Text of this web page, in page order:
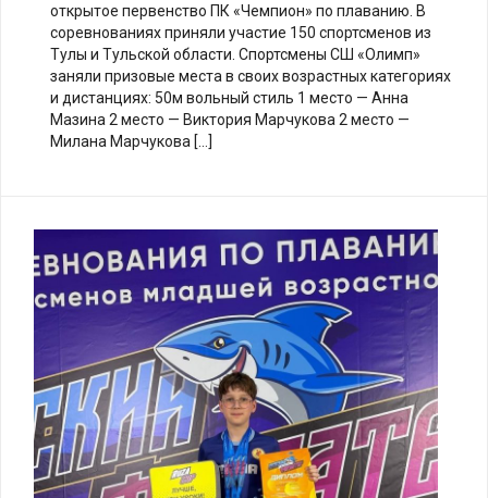
открытое первенство ПК «Чемпион» по плаванию. В
соревнованиях приняли участие 150 спортсменов из
Тулы и Тульской области. ️Спортсмены СШ «Олимп»
заняли призовые места в своих возрастных категориях
и дистанциях: 50м вольный стиль 1 место — Анна
Мазина 2 место — Виктория Марчукова 2 место —
Милана Марчукова […]